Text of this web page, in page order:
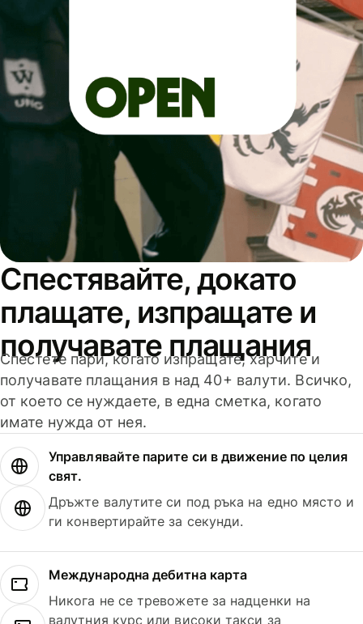
Спестявайте, докато
плащате, изпращате и
получавате плащания
Спестете пари, когато изпращате, харчите и
получавате плащания в над 40+ валути. Всичко,
от което се нуждаете, в една сметка, когато
имате нужда от нея.
Управлявайте парите си в движение по целия
свят.
Дръжте валутите си под ръка на едно място и
ги конвертирайте за секунди.
Международна дебитна карта
Никога не се тревожете за надценки на
валутния курс или високи такси за